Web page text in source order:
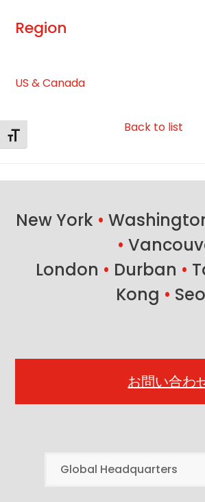
Toggle Font size
Region
US & Canada
Back to list
New York •
•
London • Durban •
Kong •
お問い合わ
Global Headquarters